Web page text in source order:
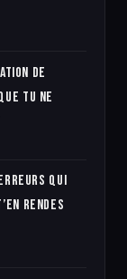
de
tu ne
erreurs qui
rendes